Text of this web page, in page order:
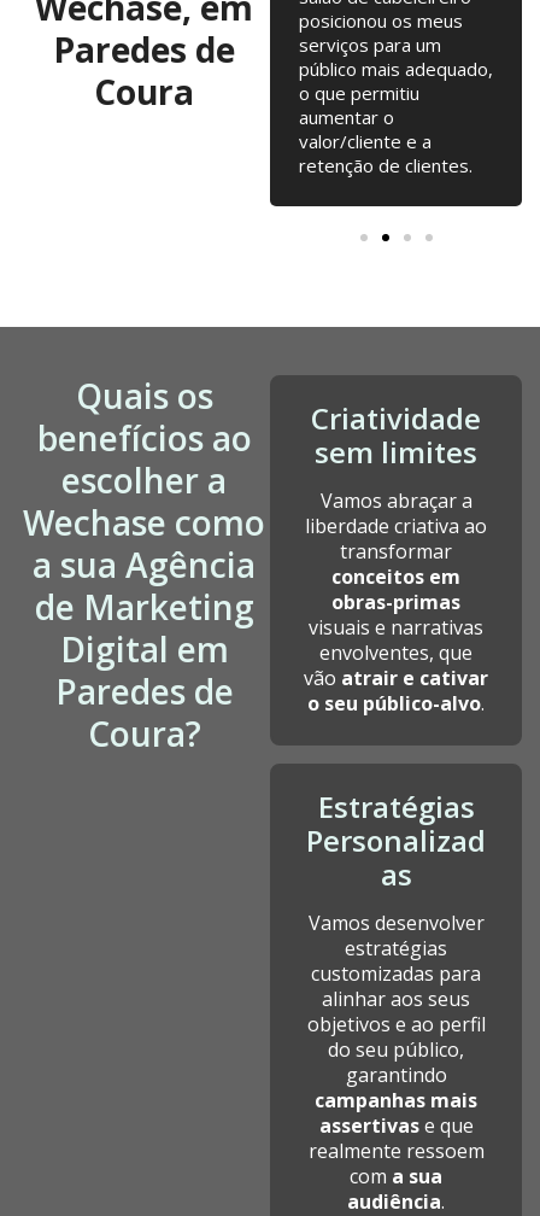
Paredes de
Coura
testarmos. Campanhas
online, Email Marketing,
alterações na loja
online... tudo junto tem
posicionou os meus
serviços para um
público mais adequado,
o que permitiu
aumentar o
valor/cliente e a
retenção de clientes.
Quais os
benefícios ao
escolher a
Wechase como
a sua Agência
de Marketing
Digital em
Paredes de
Coura?
Criatividade
sem limites
Vamos abraçar a
liberdade criativa ao
transformar
conceitos em
obras-primas
visuais e narrativas
envolventes, que
vão atrair e cativar
o seu público-alvo.
Estratégias
Personalizad
as
Vamos desenvolver
estratégias
customizadas para
alinhar aos seus
objetivos e ao perfil
do seu público,
garantindo
campanhas mais
assertivase que
realmente ressoem
com a sua
audiência.